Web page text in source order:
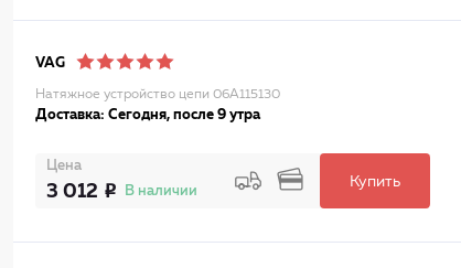
VAG
Натяжное устройство цепи 06A115130
Доставка: Сегодня, после 9 утра
Цена
3 012 В наличии
Купить